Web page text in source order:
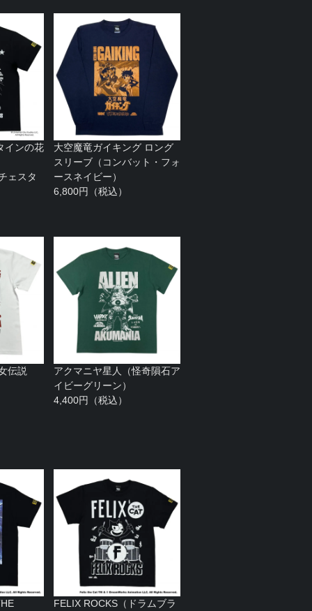
インの花
ェスタ
大空魔竜ガイキング ロング
スリーブ（コンバット・フォ
ースネイビー）
6,800円（税込）
伝説
アクマニヤ星人（怪奇隕石ア
イビーグリーン）
4,400円（税込）
FELIX ROCKS（ドラムブラ